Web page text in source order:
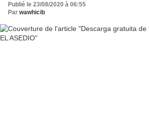
Publié le 23/08/2020 à 06:55
Par wawhicib